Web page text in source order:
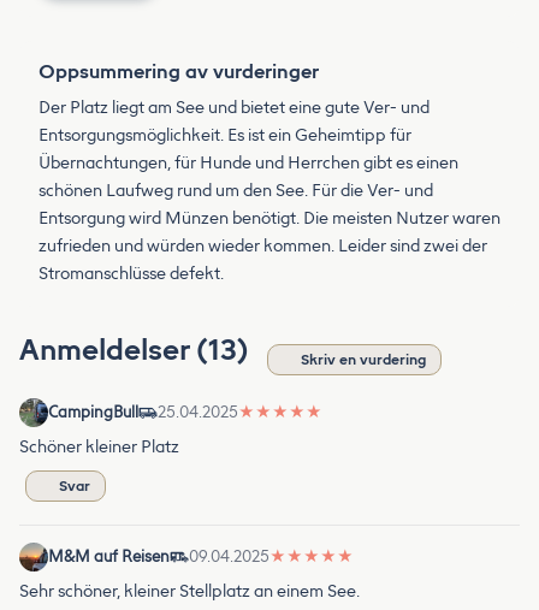
Oppsummering av vurderinger
Der Platz liegt am See und bietet eine gute Ver- und
Entsorgungsmöglichkeit. Es ist ein Geheimtipp für
Übernachtungen, für Hunde und Herrchen gibt es einen
schönen Laufweg rund um den See. Für die Ver- und
Entsorgung wird Münzen benötigt. Die meisten Nutzer waren
zufrieden und würden wieder kommen. Leider sind zwei der
Stromanschlüsse defekt.
Anmeldelser (13) Skriv en vurdering
CampingBull 25.04.2025★ ★ ★ ★ ★
Schöner kleiner Platz
Svar
M&M auf Reisen 09.04.2025★ ★ ★ ★ ★
Sehr schöner, kleiner Stellplatz an einem See.